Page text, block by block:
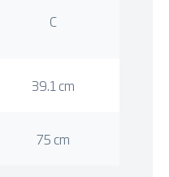
C
39.1 cm
75 cm